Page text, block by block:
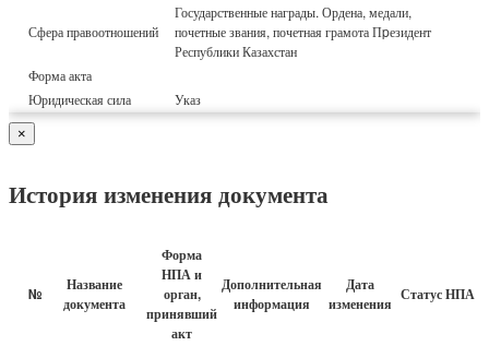
Сфера правоотношений
Государственные награды. Ордена, медали,
почетные звания, почетная грамота Пpезидент
Республики Казахстан
Форма акта
Юридическая сила
Указ
×
История изменения документа
№
Название
документа
Форма
НПА и
орган,
принявший
акт
Дополнительная
информация
Дата
изменения Статус НПА